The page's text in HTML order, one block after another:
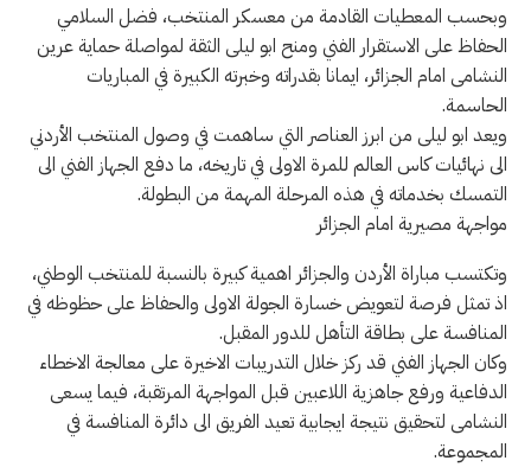
وبحسب المعطيات القادمة من معسكر المنتخب، فضل السلامي
الحفاظ على الاستقرار الفني ومنح ابو ليلى الثقة لمواصلة حماية عرين
النشامى امام الجزائر، ايمانا بقدراته وخبرته الكبيرة في المباريات
الحاسمة.
ويعد ابو ليلى من ابرز العناصر التي ساهمت في وصول المنتخب الأردني
الى نهائيات كاس العالم للمرة الاولى في تاريخه، ما دفع الجهاز الفني الى
التمسك بخدماته في هذه المرحلة المهمة من البطولة.
مواجهة مصيرية امام الجزائر
وتكتسب مباراة الأردن والجزائر اهمية كبيرة بالنسبة للمنتخب الوطني،
اذ تمثل فرصة لتعويض خسارة الجولة الاولى والحفاظ على حظوظه في
المنافسة على بطاقة التأهل للدور المقبل.
وكان الجهاز الفني قد ركز خلال التدريبات الاخيرة على معالجة الاخطاء
الدفاعية ورفع جاهزية اللاعبين قبل المواجهة المرتقبة، فيما يسعى
النشامى لتحقيق نتيجة ايجابية تعيد الفريق الى دائرة المنافسة في
المجموعة.